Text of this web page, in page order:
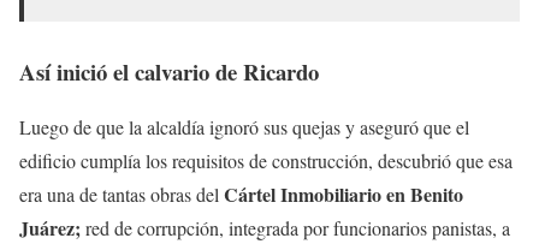
Así inició el calvario de Ricardo
Luego de que la alcaldía ignoró sus quejas y aseguró que el
edificio cumplía los requisitos de construcción, descubrió que esa
era una de tantas obras delCártel Inmobiliario en Benito
Juárez;red de corrupción, integrada por funcionarios panistas, a